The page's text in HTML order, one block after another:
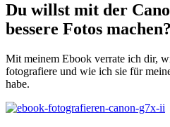
Du willst mit der
bessere Fotos machen?
Mit meinem Ebook verrate ich dir,
fotografiere und wie ich sie für
habe.